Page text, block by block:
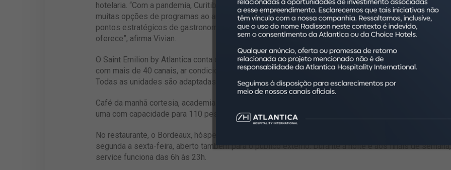
hotelaria. “Com a pandemia, Curitiba tem sido ainda mais procurada, uma vez que a cidade está em
muitas opções de programas ao ar livre. Estamos há poucos passos da bela Praça da Espanha e
pontos estratégicos de gastronomia a feirinhas de final de semana. Em sete dias, um turista não
oferece”, afirma Vivian.
O Saint Emilion by Atlantica conta com 74 apartamentos iluminados e bem ventilados, com piso em
com mais de 40 canais, ar condicionado split, Wi-Fi grátis, bancada de trabalho, cama box,
Todas as unidades são adaptadas para circulação de pessoas com deficiência e sãopet-friendly
Café da manhã cortesia, academia e salão de jogos com churrasqueira são outros benefícios do
uma com capacidade para 110 pessoas e outra para 50 pessoas.
No restaurante, o Bordeaux, hóspedes podem provar pratos da culinária brasileira no sistema de
segunda a sexta-feira, aberto também para o público externo. Durante a noite e aos finais de
service funciona das 6h às 23h.